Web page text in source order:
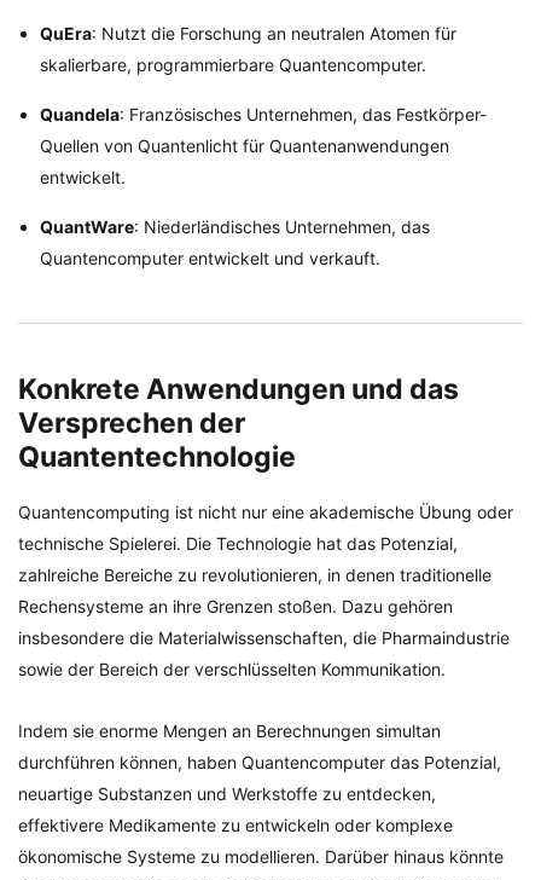
QuEra: Nutzt die Forschung an neutralen Atomen für
skalierbare, programmierbare Quantencomputer.
Quandela: Französisches Unternehmen, das Festkörper-
Quellen von Quantenlicht für Quantenanwendungen
entwickelt.
QuantWare: Niederländisches Unternehmen, das
Quantencomputer entwickelt und verkauft.
Konkrete Anwendungen und das
Versprechen der
Quantentechnologie
Quantencomputing ist nicht nur eine akademische Übung oder
technische Spielerei. Die Technologie hat das Potenzial,
zahlreiche Bereiche zu revolutionieren, in denen traditionelle
Rechensysteme an ihre Grenzen stoßen. Dazu gehören
insbesondere die Materialwissenschaften, die Pharmaindustrie
sowie der Bereich der verschlüsselten Kommunikation.
Indem sie enorme Mengen an Berechnungen simultan
durchführen können, haben Quantencomputer das Potenzial,
neuartige Substanzen und Werkstoffe zu entdecken,
effektivere Medikamente zu entwickeln oder komplexe
ökonomische Systeme zu modellieren. Darüber hinaus könnte